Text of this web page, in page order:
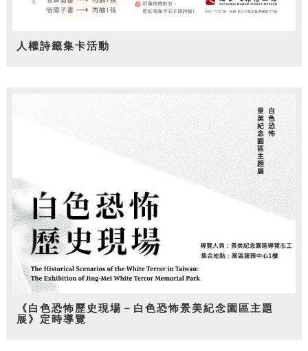
人權詩籤集卡活動
《白色恐怖歷史現場－白色恐怖景美紀念園區主題
展》定時導覽